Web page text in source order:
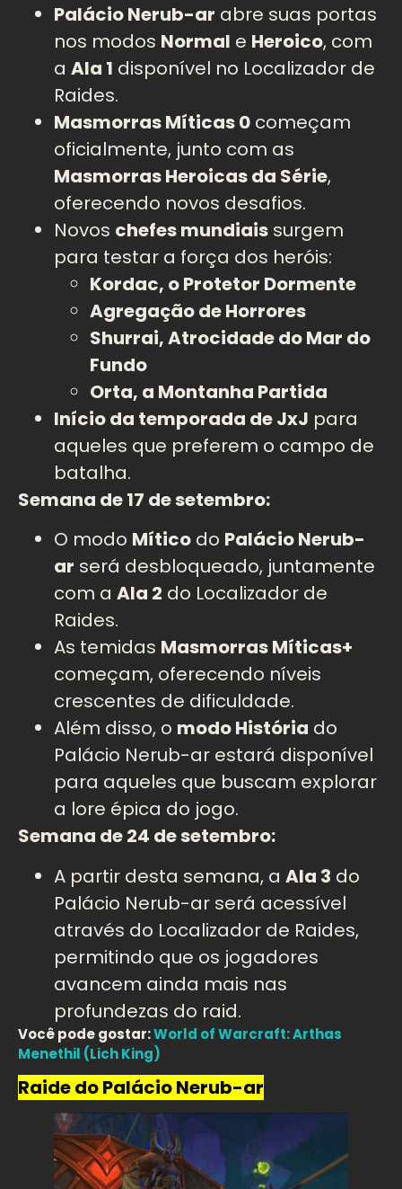
Palácio Nerub-ar abre suas portas
nos modos Normal e Heroico, com
a Ala 1 disponível no Localizador de
Raides.
Masmorras Míticas 0 começam
oficialmente, junto com as
Masmorras Heroicas da Série,
oferecendo novos desafios.
Novos chefes mundiais surgem
para testar a força dos heróis:
Kordac, o Protetor Dormente
Agregação de Horrores
Shurrai, Atrocidade do Mar do
Fundo
Orta, a Montanha Partida
Início da temporada de JxJ para
aqueles que preferem o campo de
batalha.
Semana de 17 de setembro:
O modo Mítico do Palácio Nerub-
ar será desbloqueado, juntamente
com a Ala 2 do Localizador de
Raides.
As temidas Masmorras Míticas+
começam, oferecendo níveis
crescentes de dificuldade.
Além disso, o modo História do
Palácio Nerub-ar estará disponível
para aqueles que buscam explorar
a lore épica do jogo.
Semana de 24 de setembro:
A partir desta semana, a Ala 3 do
Palácio Nerub-ar será acessível
através do Localizador de Raides,
permitindo que os jogadores
avancem ainda mais nas
profundezas do raid.
Você pode gostar:World of Warcraft: Arthas
Menethil (Lich King)
Raide do Palácio Nerub-ar